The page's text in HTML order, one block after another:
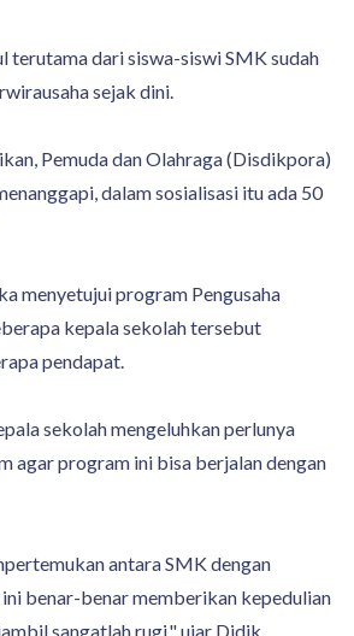
terutama dari siswa-siswi SMK sudah
sejak dini.
Pemuda dan Olahraga (Disdikpora)
dalam sosialisasi itu ada 50
menyetujui program Pengusaha
kepala sekolah tersebut
pendapat.
sekolah mengeluhkan perlunya
agar program ini bisa berjalan dengan
antara SMK dengan
ini benar-benar memberikan kepedulian
sangatlah rugi," ujar Didik.